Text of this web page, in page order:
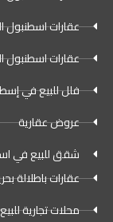
عقارات اسطنبول
عقارات اسطنبول
فلل للبيع في
عروض عقارية
شقق للبيع في
عقارات باطلالة
محلات تجارية